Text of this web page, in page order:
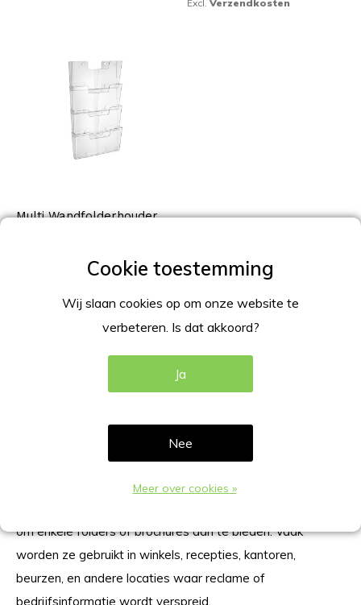
Excl. Verzendkosten
Multi Wandfolderhouder
5 van de 5 artikelen
Wand folderhouders zijn houders die op de wand
bevestigd/geschroefd worden om zo de folders of
brochures te kunnen presenteren. Het wordt ook wel
om enkele folders of brochures aan te bieden. Vaak
worden ze gebruikt in winkels, recepties, kantoren,
beurzen, en andere locaties waar reclame of
bedrijfsinformatie wordt verspreid.
Wij slaan cookies op om onze website te
verbeteren. Is dat akkoord?
Ja
Nee
Meer over cookies »